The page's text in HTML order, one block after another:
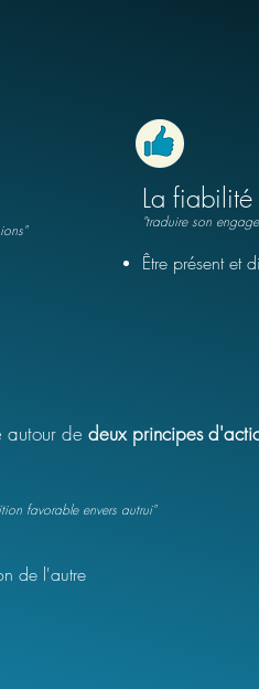
"
La fiabilité
"traduire son
Être présent et
favorable envers autrui"
de l'autre
autour de deux principes